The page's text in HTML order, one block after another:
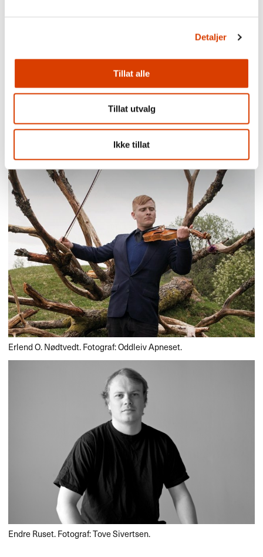
Detaljer
Tillat alle
Tillat utvalg
Ikke tillat
Lars Petter Sveen. Fotograf: Akam1k3.
Erlend O. Nødtvedt. Fotograf: Oddleiv Apneset.
Endre Ruset. Fotograf: Tove Sivertsen.